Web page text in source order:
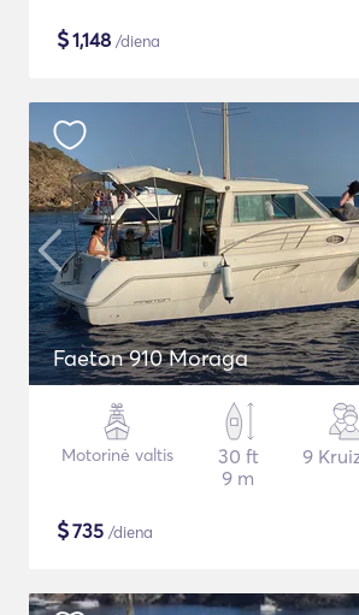
$1,148 /diena
Faeton 910 Moraga
Motorinė valtis
30 ft
9 m
9
$735 /diena